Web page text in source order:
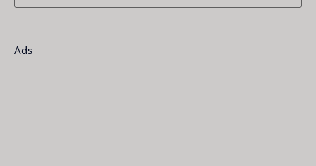
Ads